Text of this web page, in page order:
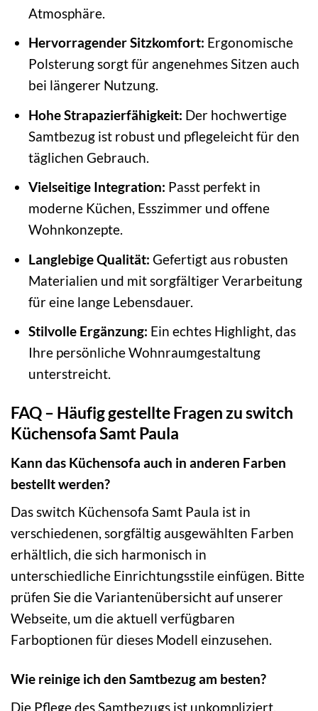
Atmosphäre.
Hervorragender Sitzkomfort: Ergonomische
Polsterung sorgt für angenehmes Sitzen auch
bei längerer Nutzung.
Hohe Strapazierfähigkeit: Der hochwertige
Samtbezug ist robust und pflegeleicht für den
täglichen Gebrauch.
Vielseitige Integration: Passt perfekt in
moderne Küchen, Esszimmer und offene
Wohnkonzepte.
Langlebige Qualität: Gefertigt aus robusten
Materialien und mit sorgfältiger Verarbeitung
für eine lange Lebensdauer.
Stilvolle Ergänzung: Ein echtes Highlight, das
Ihre persönliche Wohnraumgestaltung
unterstreicht.
FAQ – Häufig gestellte Fragen zu switch
Küchensofa Samt Paula
Kann das Küchensofa auch in anderen Farben
bestellt werden?
Das switch Küchensofa Samt Paula ist in
verschiedenen, sorgfältig ausgewählten Farben
erhältlich, die sich harmonisch in
unterschiedliche Einrichtungsstile einfügen. Bitte
prüfen Sie die Variantenübersicht auf unserer
Webseite, um die aktuell verfügbaren
Farboptionen für dieses Modell einzusehen.
Wie reinige ich den Samtbezug am besten?
Die Pflege des Samtbezugs ist unkompliziert.